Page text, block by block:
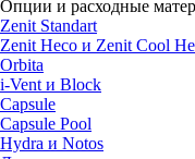
Опции и расходные
Zenit Standart
Zenit Heco и Zenit Cool
Orbita
i-Vent и Block
Capsule
Capsule Pool
Hydra и Notos